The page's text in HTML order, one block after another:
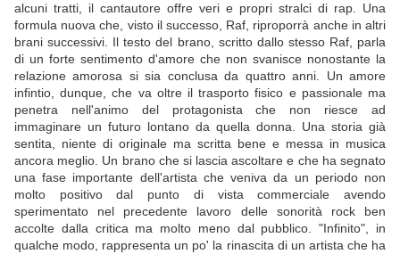
alcuni tratti, il cantautore offre veri e propri stralci di rap. Una
formula nuova che, visto il successo, Raf, riproporrà anche in altri
brani successivi. Il testo del brano, scritto dallo stesso Raf, parla
di un forte sentimento d'amore che non svanisce nonostante la
relazione amorosa si sia conclusa da quattro anni. Un amore
infintio, dunque, che va oltre il trasporto fisico e passionale ma
penetra nell'animo del protagonista che non riesce ad
immaginare un futuro lontano da quella donna. Una storia già
sentita, niente di originale ma scritta bene e messa in musica
ancora meglio. Un brano che si lascia ascoltare e che ha segnato
una fase importante dell'artista che veniva da un periodo non
molto positivo dal punto di vista commerciale avendo
sperimentato nel precedente lavoro delle sonorità rock ben
accolte dalla critica ma molto meno dal pubblico. "Infinito", in
qualche modo, rappresenta un po' la rinascita di un artista che ha